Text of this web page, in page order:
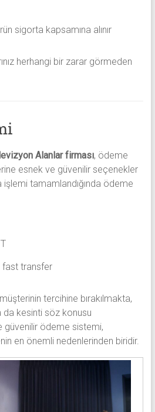
sigorta kapsamına alınır
herhangi bir zarar görmeden
Alanlar firması, ödeme
esnek ve güvenilir seçenekler
işlemi tamamlandığında ödeme
fast transfer
tercihine bırakılmakta,
kesinti söz konusu
güvenilir ödeme sistemi,
en önemli nedenlerinden biridir.